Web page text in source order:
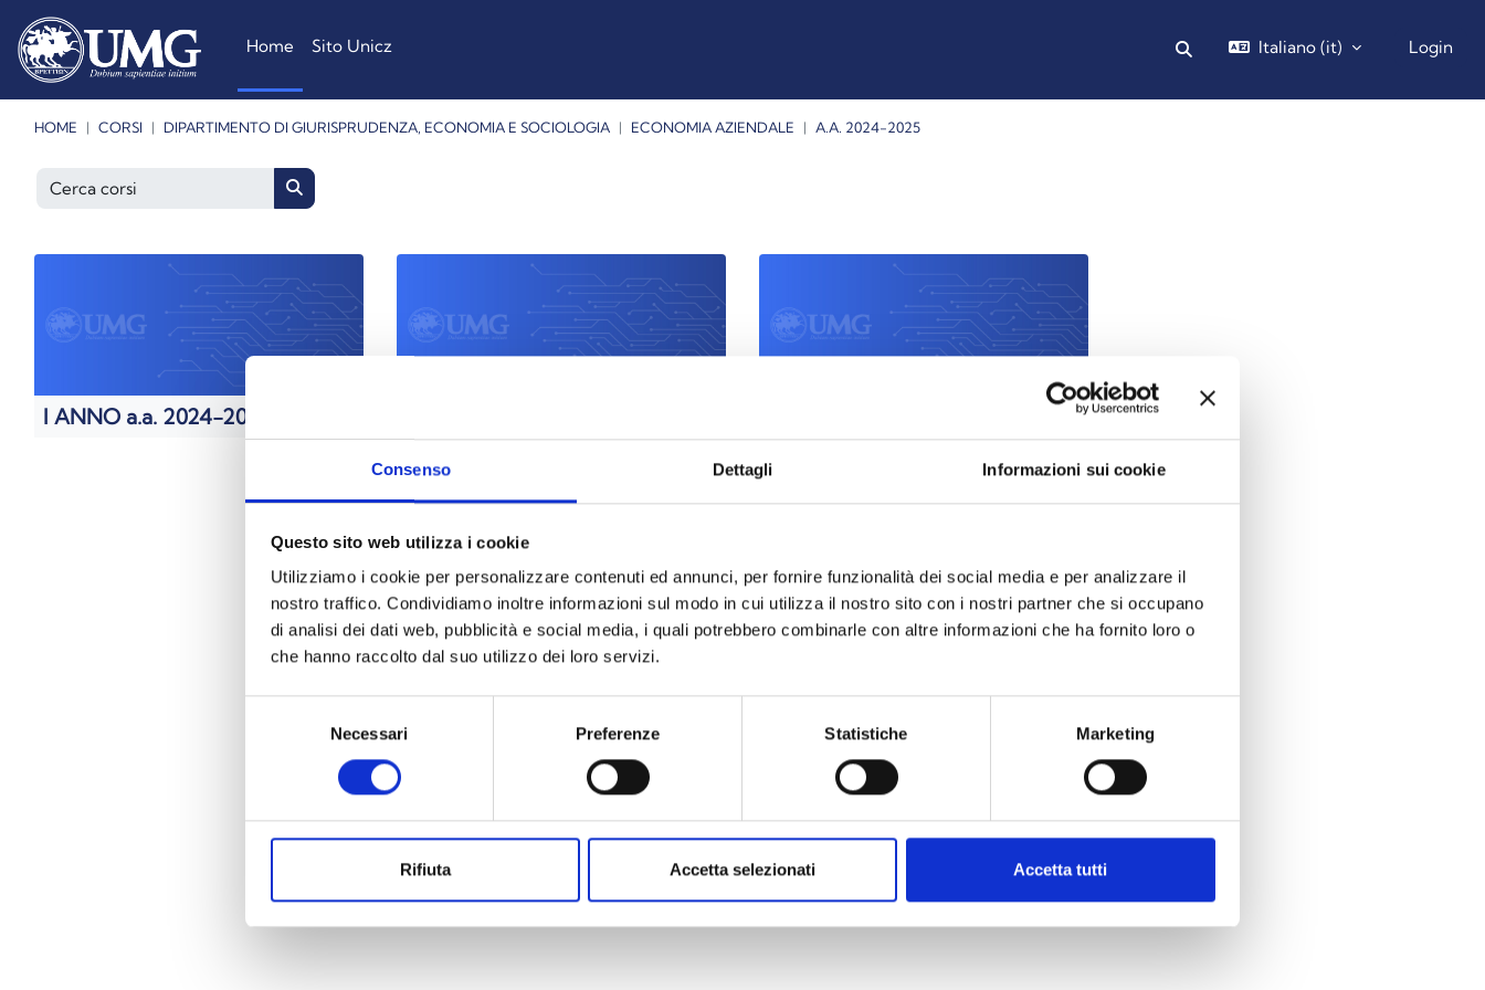
Consenso Dettagli Informazioni sui cookie
Questo sito web utilizza i cookie
Utilizziamo i cookie per personalizzare contenuti ed annunci, per fornire funzionalità dei social media e per analizzare il
nostro traffico. Condividiamo inoltre informazioni sul modo in cui utilizza il nostro sito con i nostri partner che si occupano
di analisi dei dati web, pubblicità e social media, i quali potrebbero combinarle con altre informazioni che ha fornito loro o
che hanno raccolto dal suo utilizzo dei loro servizi.
Necessari Preferenze Statistiche Marketing
Rifiuta Accetta selezionati Accetta tutti
Home
Sito Unicz Attiva/disattiva input di ricerca
Italiano ‎(it)‎ Login
HOME CORSI DIPARTIMENTO DI GIURISPRUDENZA, ECONOMIA E SOCIOLOGIA ECONOMIA AZIENDALE A.A. 2024-2025
Cerca corsi
Cerca corsi
I ANNO a.a. 2024-2025